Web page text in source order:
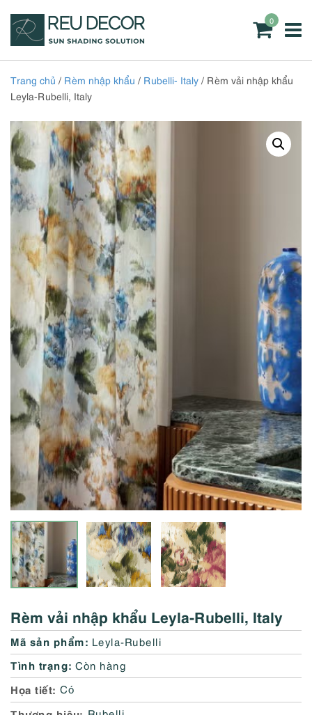
0
Trang chủ / Rèm nhập khẩu / Rubelli- Italy / Rèm vải nhập khẩu
Leyla-Rubelli, Italy
Rèm vải nhập khẩu Leyla-Rubelli, Italy
Mã sản phẩm: Leyla-Rubelli
Tình trạng: Còn hàng
Họa tiết Có